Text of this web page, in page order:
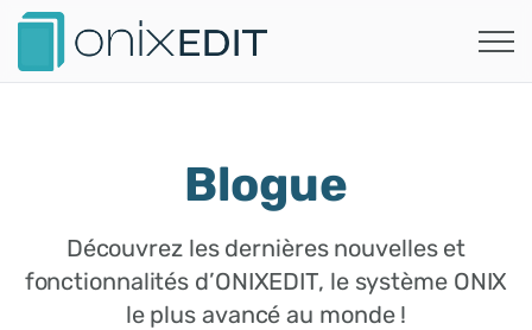
Blogue
Découvrez les dernières nouvelles et
fonctionnalités d’ONIXEDIT, le système ONIX
le plus avancé au monde !